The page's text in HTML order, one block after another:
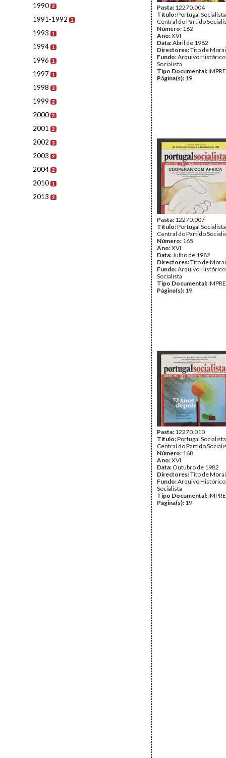
1990 2
1991-1992 1
1993 1
1994 1
1996 1
1997 1
1998 3
1999 2
2000 2
2001 2
2002 3
2003 2
2004 2
2010 1
2013 2
Pasta: 12270.004
Título:Portugal
Central do Partido
Número: 162
Ano:XVI
Data:Abril de 1982
Directores:Tito de
Fundo:Arquivo
Socialista
Tipo Documental:
Página(s): 19
Pasta: 12270.007
Título:Portugal
Central do Partido
Número: 165
Ano:XVI
Data:Julho de 1982
Directores:Tito de
Fundo:Arquivo
Socialista
Tipo Documental:
Página(s): 19
Pasta: 12270.010
Título:Portugal
Central do Partido
Número: 168
Ano:XVI
Data: Outubro de 1982
Directores:Tito de
Fundo:Arquivo
Socialista
Tipo Documental:
Página(s): 19